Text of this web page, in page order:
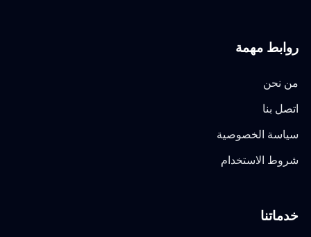
روابط مهمة
من نحن
اتصل بنا
سياسة الخصوصية
شروط الاستخدام
خدماتنا